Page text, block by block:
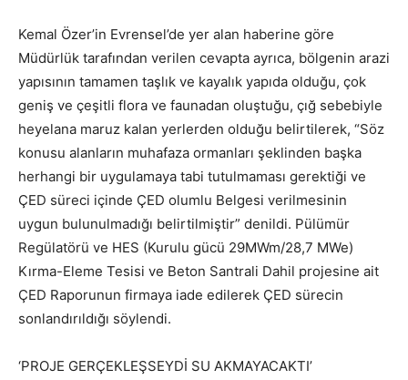
Kemal Özer’in Evrensel’de yer alan haberine göre
Müdürlük tarafından verilen cevapta ayrıca, bölgenin arazi
yapısının tamamen taşlık ve kayalık yapıda olduğu, çok
geniş ve çeşitli flora ve faunadan oluştuğu, çığ sebebiyle
heyelana maruz kalan yerlerden olduğu belirtilerek, “Söz
konusu alanların muhafaza ormanları şeklinden başka
herhangi bir uygulamaya tabi tutulmaması gerektiği ve
ÇED süreci içinde ÇED olumlu Belgesi verilmesinin
uygun bulunulmadığı belirtilmiştir” denildi. Pülümür
Regülatörü ve HES (Kurulu gücü 29MWm/28,7 MWe)
Kırma-Eleme Tesisi ve Beton Santrali Dahil projesine ait
ÇED Raporunun firmaya iade edilerek ÇED sürecin
sonlandırıldığı söylendi.
‘PROJE GERÇEKLEŞSEYDİ SU AKMAYACAKTI’